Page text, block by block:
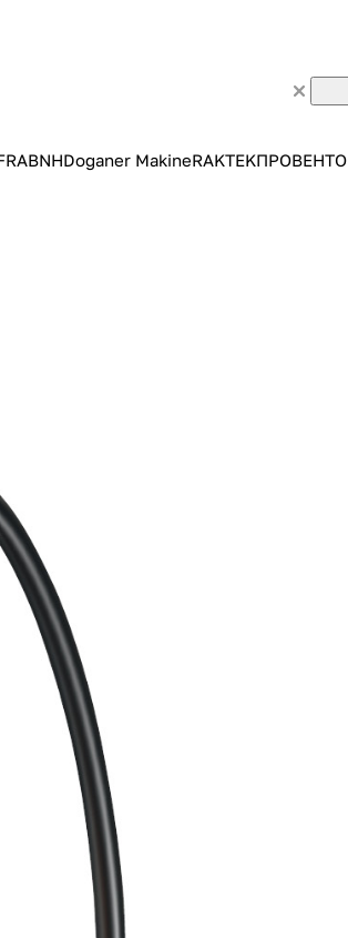
BNHDoganer MakineRAKTEKПРОВЕНТО